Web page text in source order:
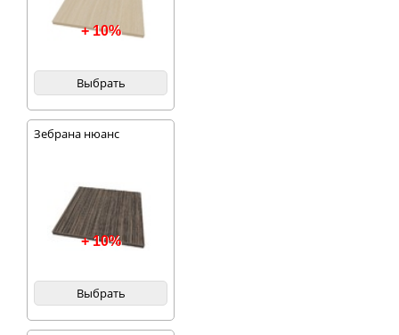
+ 10%
Выбрать
Зебрана нюанс
+ 10%
Выбрать